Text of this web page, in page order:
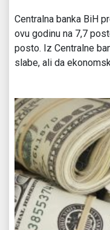
Centralna banka BiH
ovu godinu na 7,7
posto. Iz Centralne
slabe, ali da